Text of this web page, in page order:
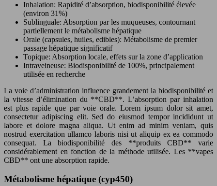
Inhalation: Rapidité d’absorption, biodisponibilité élevée
(environ 31%)
Sublinguale: Absorption par les muqueuses, contournant
partiellement le métabolisme hépatique
Orale (capsules, huiles, edibles): Métabolisme de premier
passage hépatique significatif
Topique: Absorption locale, effets sur la zone d’application
Intraveineuse: Biodisponibilité de 100%, principalement
utilisée en recherche
La voie d’administration influence grandement la biodisponibilité et
la vitesse d’élimination du **CBD**. L’absorption par inhalation
est plus rapide que par voie orale. Lorem ipsum dolor sit amet,
consectetur adipiscing elit. Sed do eiusmod tempor incididunt ut
labore et dolore magna aliqua. Ut enim ad minim veniam, quis
nostrud exercitation ullamco laboris nisi ut aliquip ex ea commodo
consequat. La biodisponibilité des **produits CBD** varie
considérablement en fonction de la méthode utilisée. Les **vapes
CBD** ont une absorption rapide.
Métabolisme hépatique (cyp450)